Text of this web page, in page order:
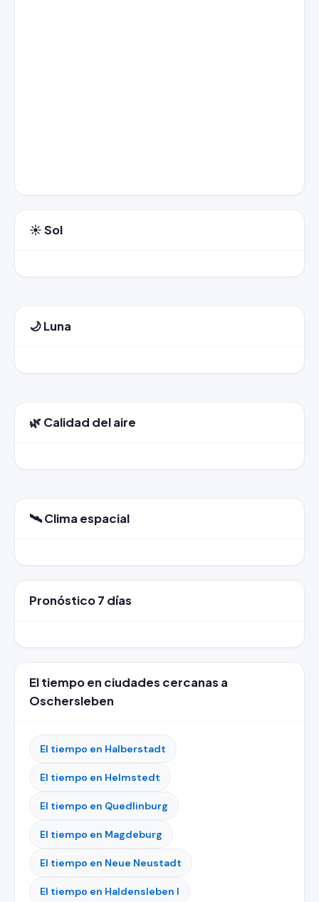
☀️ Sol
🌙 Luna
🌿 Calidad del aire
🛰️ Clima espacial
Pronóstico 7 días
El tiempo en ciudades cercanas a
Oschersleben
El tiempo en Halberstadt
El tiempo en Helmstedt
El tiempo en Quedlinburg
El tiempo en Magdeburg
El tiempo en Neue Neustadt
El tiempo en Haldensleben I